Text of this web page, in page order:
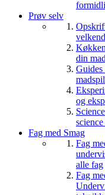
Prøv selv
din mad
Guides
og
Fag med Smag
Fag
alle fag
Fag